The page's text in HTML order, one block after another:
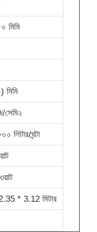
মিমি
মিমি
সেমি২
লিটার/ঘন্টা
* 3.12 মিটার